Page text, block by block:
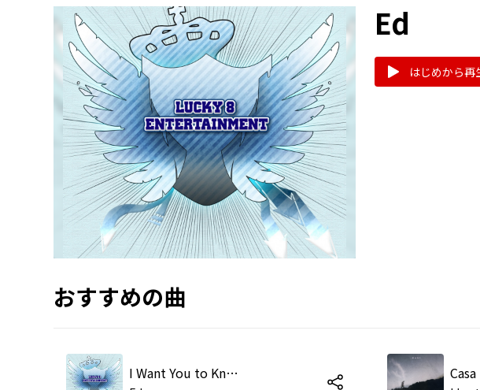
Ed
はじめから再
おすすめの曲
I Want You to Know (Jamie B Radio Mix) Casa